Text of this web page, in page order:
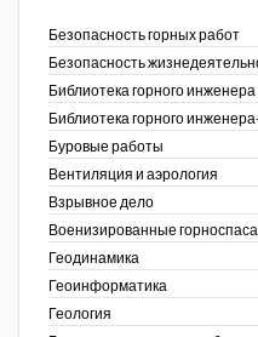
Безопасность горных работ
Безопасность
Библиотека горного инженера
Библиотека горного
Буровые работы
Вентиляция и аэрология
Взрывное дело
Военизированные
Геодинамика
Геоинформатика
Геология